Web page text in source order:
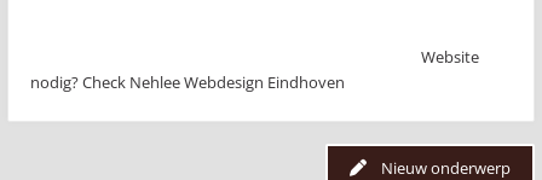
Website
nodig? Check Nehlee Webdesign Eindhoven
Nieuw onderwerp